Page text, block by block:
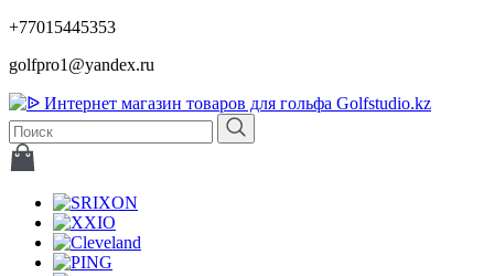
+77015445353
golfpro1@yandex.ru